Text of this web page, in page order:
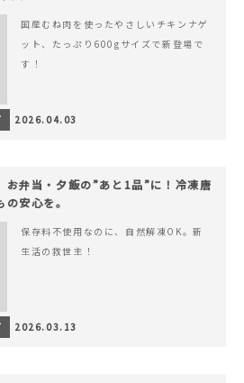
国産むね肉を使ったやさしいチキンナゲ
ット、たっぷり600gサイズで新登場で
す！
2026.04.03
お弁当・夕飯の”あと1品”に！冷凍唐
安心を。
保存料不使用なのに、自然解凍OK。新
生活の救世主！
2026.03.13